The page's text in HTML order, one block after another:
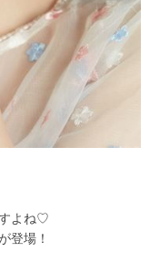
よね♡
登場！